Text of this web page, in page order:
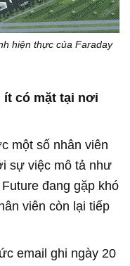
hiện thực của Faraday
ít có mặt tại nơi
một số nhân viên
sự việc mô tả như
đang gặp khó
viên còn lại tiếp
email ghi ngày 20